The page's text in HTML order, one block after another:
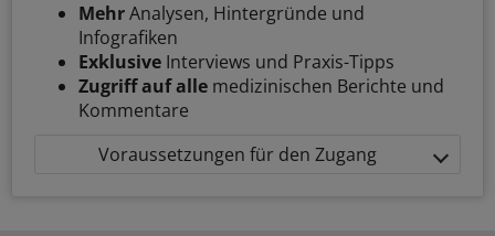
MehrAnalysen, Hintergründe und
Infografiken
Exklusive Interviews und Praxis-Tipps
Zugriff auf alle medizinischen Berichte und
Kommentare
Voraussetzungen für den Zugang